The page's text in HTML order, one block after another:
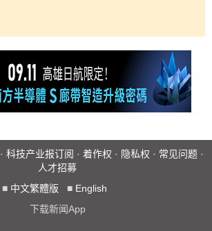
· 科技产业报订阅 · 着作权 · 隐私权 · 常见问题 ·
人才招募
■ 中文繁體版 ■ English
下载新闻App